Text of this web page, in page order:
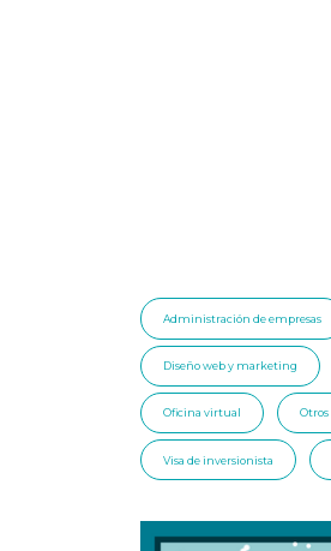
Administración de empresas
Diseño web y marketing
Oficina virtual Otros
Visa de inversionista